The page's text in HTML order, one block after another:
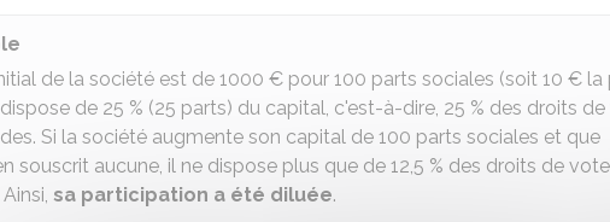
de la société est de 1000 € pour 100 parts sociales (soit 10 € la
de 25 % (25 parts) du capital, c'est-à-dire, 25 % des droits
Si la société augmente son capital de 100 parts sociales et que
souscrit aucune, il ne dispose plus que de 12,5 % des droits de
sa participation a été diluée.